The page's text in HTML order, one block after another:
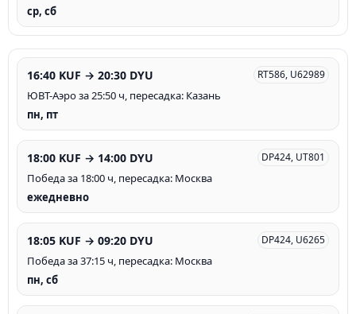
ср, сб
16:40 KUF → 20:30 DYU RT586, U62989
ЮВТ-Аэро за 25:50 ч, пересадка: Казань
пн, пт
18:00 KUF → 14:00 DYU DP424, UT801
Победа за 18:00 ч, пересадка: Москва
ежедневно
18:05 KUF → 09:20 DYU DP424, U6265
Победа за 37:15 ч, пересадка: Москва
пн, сб